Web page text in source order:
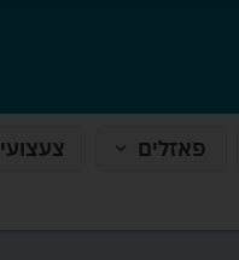
פאזלים